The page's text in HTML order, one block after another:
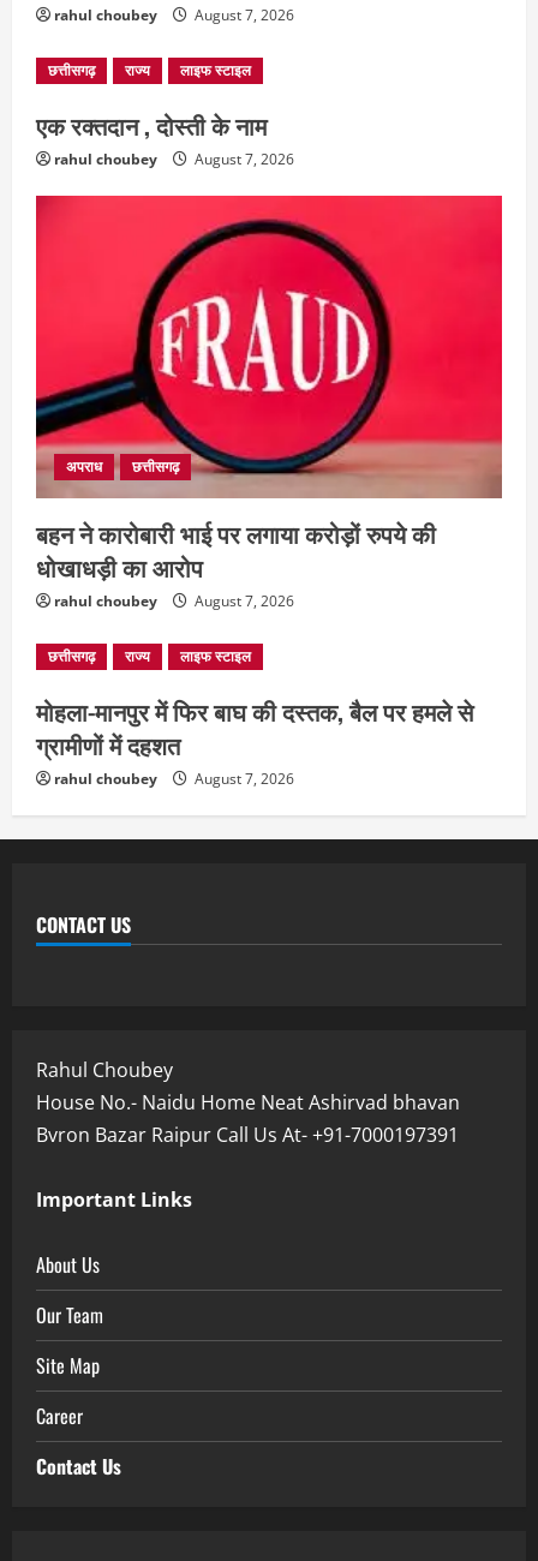
rahul choubey August 7, 2026
छत्तीसगढ़ राज्य लाइफ स्टाइल
एक रक्तदान , दोस्ती के नाम
rahul choubey August 7, 2026
अपराध छत्तीसगढ़
बहन ने कारोबारी भाई पर लगाया करोड़ों रुपये की
धोखाधड़ी का आरोप
rahul choubey August 7, 2026
छत्तीसगढ़ राज्य लाइफ स्टाइल
मोहला-मानपुर में फिर बाघ की दस्तक, बैल पर हमले से
ग्रामीणों में दहशत
rahul choubey August 7, 2026
CONTACT US
Rahul Choubey
House No.- Naidu Home Neat Ashirvad bhavan
Bvron Bazar Raipur Call Us At- +91-7000197391
Important Links
About Us
Our Team
Site Map
Career
Contact Us